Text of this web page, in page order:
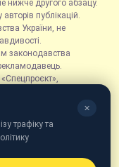
нижче другого абзацу.
публікацій.
України, не
законодавства
що містить
з діяльністю
відповідними
за достовірність такої
✕
трафіку та